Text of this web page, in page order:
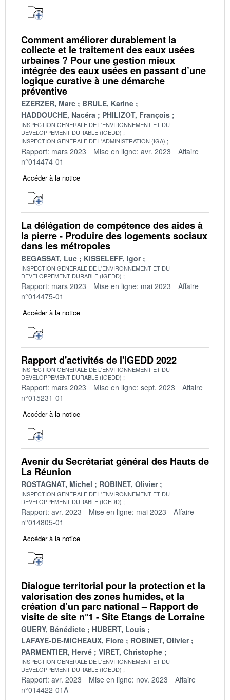
Comment améliorer durablement la
collecte et le traitement des eaux usées
urbaines ? Pour une gestion mieux
intégrée des eaux usées en passant d’une
logique curative à une démarche
préventive
EZERZER, Marc
BRULE, Karine
HADDOUCHE, Nacéra
PHILIZOT, François
INSPECTION GENERALE DE L'ENVIRONNEMENT ET DU
DEVELOPPEMENT DURABLE (IGEDD)
INSPECTION GENERALE DE L'ADMINISTRATION (IGA)
Rapport: mars 2023 Mise en ligne: avr. 2023
Affaire
n°014474-01
Accéder à la notice
La délégation de compétence des aides à
la pierre - Produire des logements sociaux
dans les métropoles
BEGASSAT, Luc KISSELEFF, Igor
INSPECTION GENERALE DE L'ENVIRONNEMENT ET DU
DEVELOPPEMENT DURABLE (IGEDD)
Rapport: mars 2023 Mise en ligne: mai 2023
Affaire
n°014475-01
Accéder à la notice
Rapport d'activités de l'IGEDD 2022
INSPECTION GENERALE DE L'ENVIRONNEMENT ET DU
DEVELOPPEMENT DURABLE (IGEDD)
Rapport: mars 2023 Mise en ligne: sept. 2023
Affaire
n°015231-01
Accéder à la notice
Avenir du Secrétariat général des Hauts de
La Réunion
ROSTAGNAT, Michel ROBINET, Olivier
INSPECTION GENERALE DE L'ENVIRONNEMENT ET DU
DEVELOPPEMENT DURABLE (IGEDD)
Rapport: avr. 2023 Mise en ligne: mai 2023
Affaire
n°014805-01
Accéder à la notice
Dialogue territorial pour la protection et la
valorisation des zones humides, et la
création d’un parc national – Rapport de
visite de site n°1 - Site Etangs de Lorraine
GUERY, Bénédicte
HUBERT, Louis
LAFAYE-DE-MICHEAUX, Flore
ROBINET, Olivier
PARMENTIER, Hervé
VIRET, Christophe
INSPECTION GENERALE DE L'ENVIRONNEMENT ET DU
DEVELOPPEMENT DURABLE (IGEDD)
Rapport: avr. 2023 Mise en ligne: nov. 2023
Affaire
n°014422-01A